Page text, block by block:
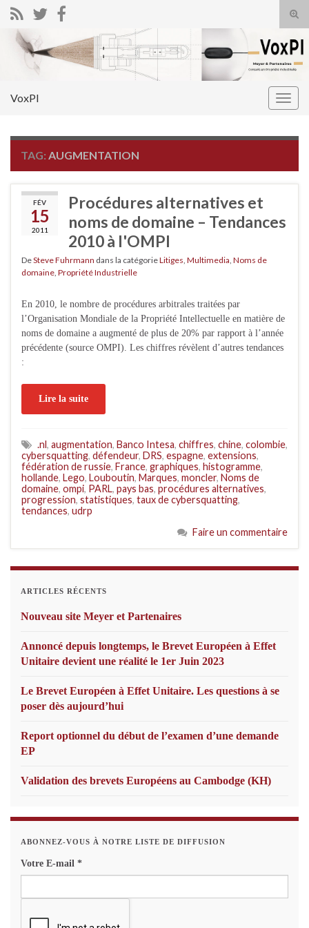
Search for:
VoxPI
TAG: AUGMENTATION
FÉV
15
2011
Procédures alternatives et
noms de domaine – Tendances
2010 à l'OMPI
DeSteve Fuhrmann dans la catégorieLitiges Multimedia Noms de
domaine Propriété Industrielle
En 2010, le nombre de procédures arbitrales traitées par
l’Organisation Mondiale de la Propriété Intellectuelle en matière de
noms de domaine a augmenté de plus de 20% par rapport à l’année
précédente (source OMPI). Les chiffres révèlent d’autres tendances
:
Lire la suite
.nl, augmentation, Banco Intesa, chiffres, chine, colombie,
cybersquatting, défendeur, DRS, espagne, extensions,
fédération de russie, France, graphiques, histogramme,
hollande, Lego, Louboutin, Marques, moncler, Noms de
domaine, ompi, PARL, pays bas, procédures alternatives,
progression, statistiques, taux de cybersquatting,
tendances, udrp
Faire un commentaire
ARTICLES RÉCENTS
Nouveau site Meyer et Partenaires
Annoncé depuis longtemps, le Brevet Européen à Effet
Unitaire devient une réalité le 1er Juin 2023
Le Brevet Européen à Effet Unitaire. Les questions à se
poser dès aujourd’hui
Report optionnel du début de l’examen d’une demande
EP
Validation des brevets Européens au Cambodge (KH)
ABONNEZ-VOUS À NOTRE LISTE DE DIFFUSION
Votre E-mail *